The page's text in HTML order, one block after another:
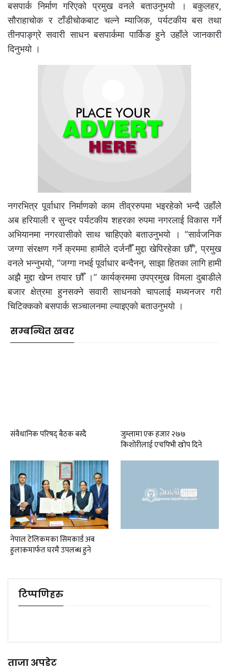
बसपार्क निर्माण गरिएको प्रमुख वनले बताउनुभयो । बकुलहर,
सौराहाचोक र टाँडीचोकबाट चल्ने म्याजिक, पर्यटकीय बस तथा
तीनपाङ्ग्रे सवारी साधन बसपार्कमा पार्किङ हुने उहाँले जानकारी
दिनुभयो ।
नगरभित्र पूर्वाधार निर्माणको काम तीव्ररुपमा भइरहेको भन्दै उहाँले
अब हरियाली र सुन्दर पर्यटकीय शहरका रुपमा नगरलाई विकास गर्ने
अभियानमा नगरवासीको साथ चाहिएको बताउनुभयो । “सार्वजनिक
जग्गा संरक्षण गर्ने क्रममा हामीले दर्जनौँ मुद्दा खेपिरहेका छौँ”, प्रमुख
वनले भन्नुभयो, “जग्गा नभई पूर्वाधार बन्दैनन्, साझा हितका लागि हामी
अझै मुद्दा खेप्न तयार छौँ ।” कार्यक्रममा उपप्रमुख विमला दुबाडीले
बजार क्षेत्रमा हुनसक्ने सवारी साधनको चापलाई मध्यनजर गरी
चिटिक्कको बसपार्क सञ्चालनमा ल्याइएको बताउनुभयो ।
सम्बन्धित खवर
संवैधानिक परिषद् बैठक बस्दै
जुम्लामा एक हजार २७७
किशोरीलाई एचपिभी खोप दिने
नेपाल टेलिकमका सिमकार्ड अब
हुलाकमार्फत घरमै उपलब्ध हुने
टिप्पणिहरु
ताजा अपडेट